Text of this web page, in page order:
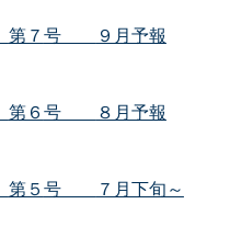
第７号
９月予報
第６号
８月予報
第５号
７月下旬～